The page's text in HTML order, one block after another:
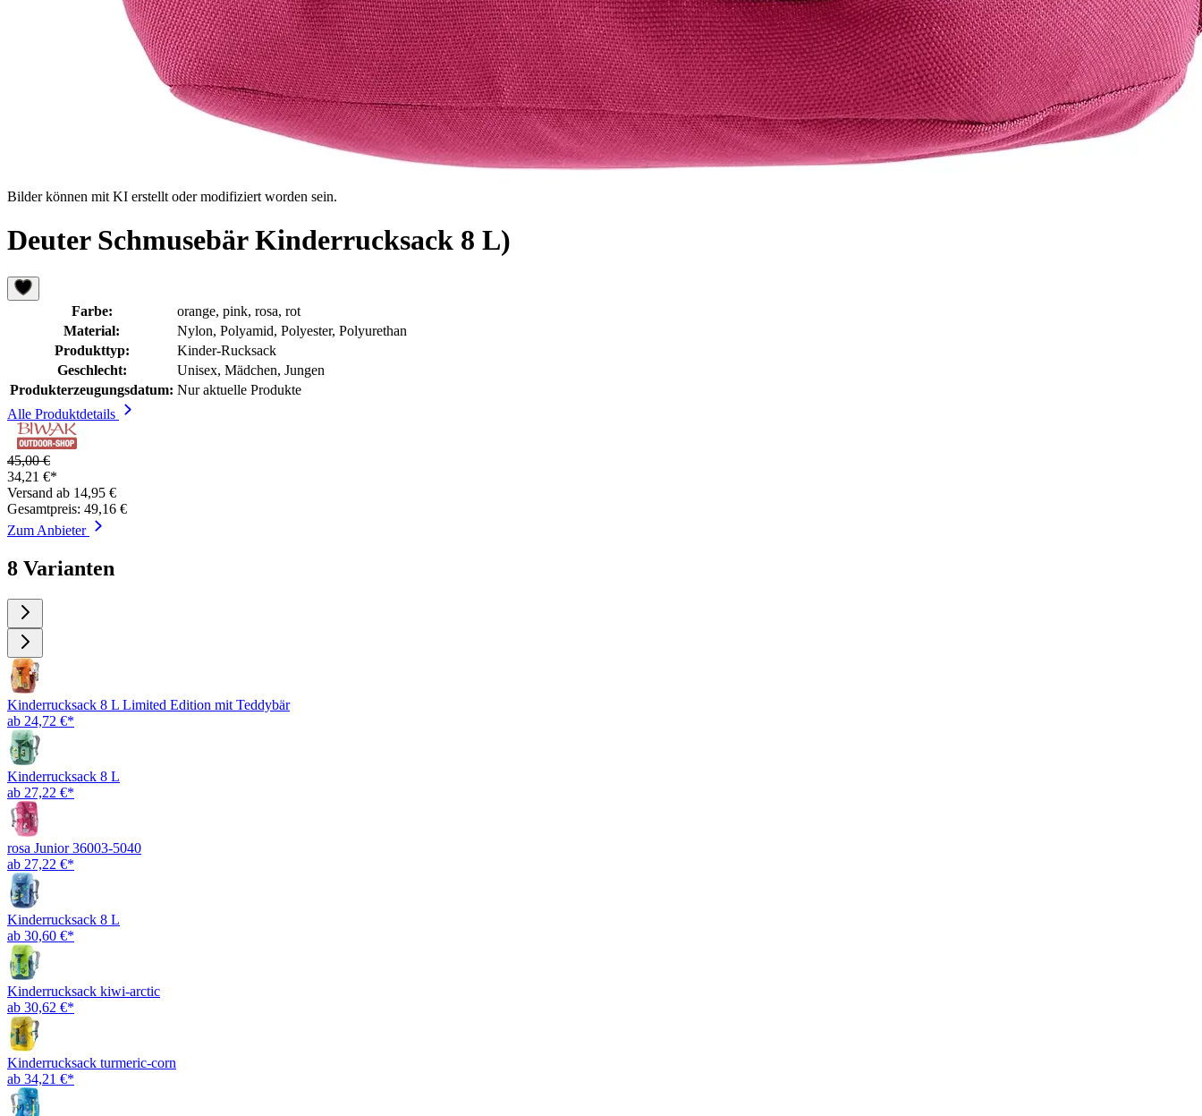
Bilder können mit KI erstellt oder modifiziert worden sein.
Deuter Schmusebär Kinderrucksack 8 L)
Farbe:
orange, pink, rosa, rot
Material:
Nylon, Polyamid, Polyester, Polyurethan
Produkttyp:
Kinder-Rucksack
Geschlecht:
Unisex, Mädchen, Jungen
Produkterzeugungsdatum: Nur aktuelle Produkte
Alle Produktdetails
45,00 €
34,21 €*
Versand ab 14,95 €
Gesamtpreis: 49,16 €
Zum Anbieter
8 Varianten
Kinderrucksack 8 L Limited Edition mit Teddybär
ab 24,72 €*
Kinderrucksack 8 L
ab 27,22 €*
rosa Junior 36003-5040
ab 27,22 €*
Kinderrucksack 8 L
ab 30,60 €*
Kinderrucksack kiwi-arctic
ab 30,62 €*
Kinderrucksack turmeric-corn
ab 34,21 €*